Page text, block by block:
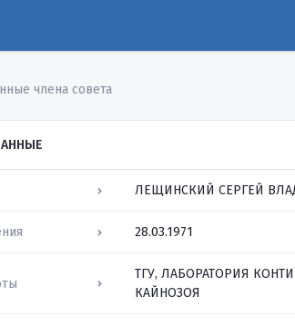
члена совета
ЛЕЩИНСКИЙ СЕРГЕЙ
28.03.1971
ТГУ, ЛАБОРАТОРИЯ
КАЙНОЗОЯ